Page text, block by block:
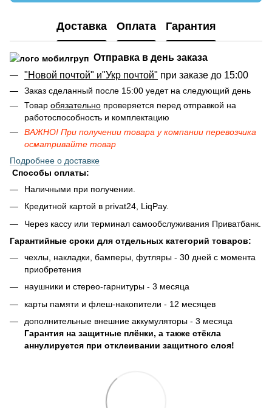
Доставка Оплата Гарантия
Отправка в день заказа
"Новой почтой" и"Укр почтой" при заказе до 15:00
Заказ сделанный после 15:00 уедет на следующий день
Товар обязательно проверяется перед отправкой на
работоспособность и комплектацию
ВАЖНО! При получении товара у компании перевозчика
осматривайте товар
Подробнее о доставке
Способы оплаты:
Наличными при получении.
Кредитной картой в privat24, LiqPay.
Через кассу или терминал самообслуживания Приватбанк.
Гарантийные сроки для отдельных категорий товаров:
чехлы, накладки, бамперы, футляры - 30 дней с момента
приобретения
наушники и стерео-гарнитуры - 3 месяца
карты памяти и флеш-накопители - 12 месяцев
дополнительные внешние аккумуляторы - 3 месяца
Гарантия на защитные плёнки, а также стёкла
аннулируется при отклеивании защитного слоя!